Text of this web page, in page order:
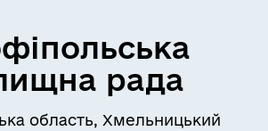
рада
область, Хмельницький